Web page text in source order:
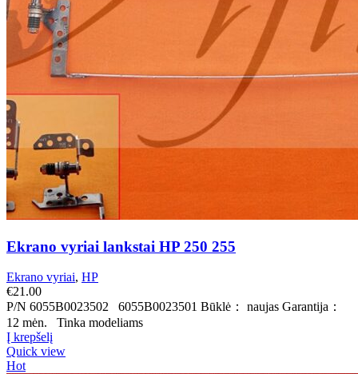
Ekrano vyriai lankstai HP 250 255
Ekrano vyriai, HP
€21.00
P/N 6055B0023502 6055B0023501 Būklė： naujas Garantija：
12 mėn. Tinka modeliams
Į krepšelį
Quick view
Hot